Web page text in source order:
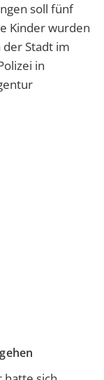
soll fünf
Kinder wurden
Stadt im
in